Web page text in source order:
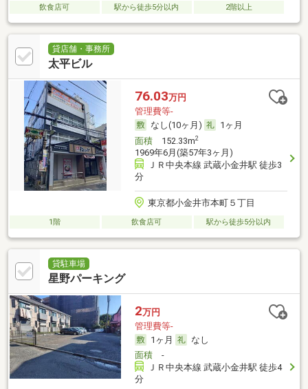
飲食店可 駅から徒歩5分以内 2階以上
貸店舗・事務所
太平ビル
76.03万円
管理費等-
なし(10ヶ月)
1ヶ月
面積152.33m2
1969年6月(築57年3ヶ月)
ＪＲ中央本線 武蔵小金井駅 徒歩3
分
東京都小金井市本町５丁目
1階 飲食店可 駅から徒歩5分以内
貸駐車場
星野パーキング
2万円
管理費等-
1ヶ月
なし
面積-
ＪＲ中央本線 武蔵小金井駅 徒歩4
分